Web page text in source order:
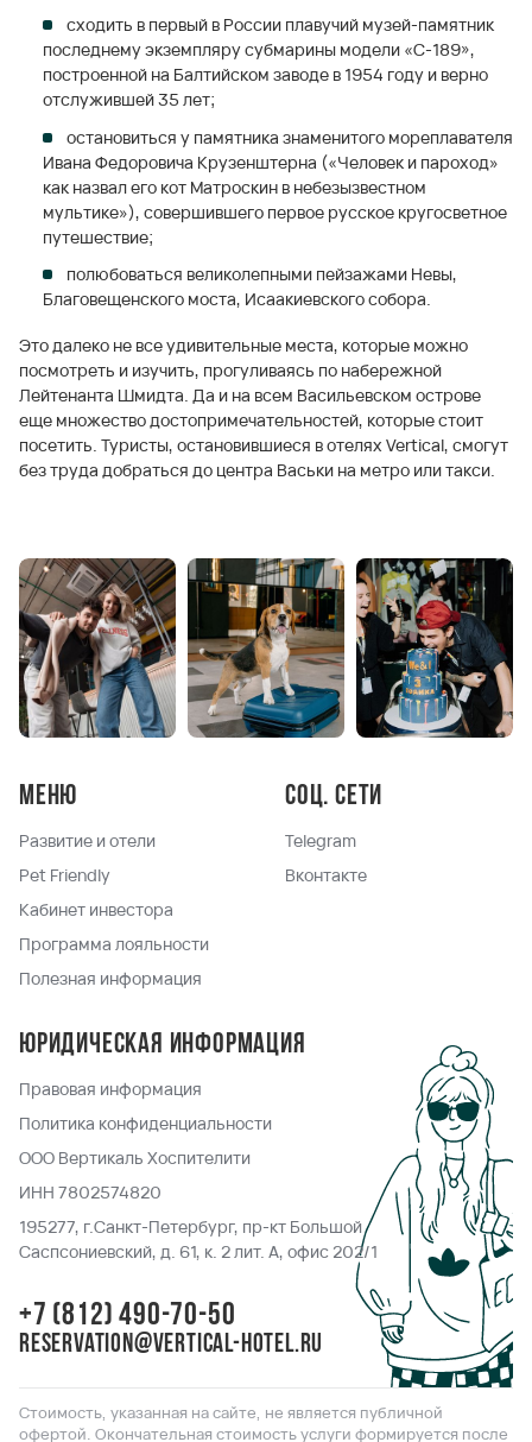
сходить в первый в России плавучий музей-памятник
последнему экземпляру субмарины модели «С-189»,
построенной на Балтийском заводе в 1954 году и верно
отслужившей 35 лет;
остановиться у памятника знаменитого мореплавателя
Ивана Федоровича Крузенштерна («Человек и пароход»
как назвал его кот Матроскин в небезызвестном
мультике»), совершившего первое русское кругосветное
путешествие;
полюбоваться великолепными пейзажами Невы,
Благовещенского моста, Исаакиевского собора.
Это далеко не все удивительные места, которые можно
посмотреть и изучить, прогуливаясь по набережной
Лейтенанта Шмидта. Да и на всем Васильевском острове
еще множество достопримечательностей, которые стоит
посетить. Туристы, остановившиеся в отелях Vertical, смогут
без труда добраться до центра Васьки на метро или такси.
Меню
Развитие и отели
Pet Friendly
Кабинет инвестора
Программа лояльности
Полезная информация
Соц. сети
Telegram
Вконтакте
Юридическая информация
Правовая информация
Политика конфиденциальности
ООО Вертикаль Хоспителити
ИНН 7802574820
195277, г.Санкт-Петербург, пр-кт Большой
Саспсониевский, д. 61, к. 2 лит. А, офис 202/1
+7 (812) 490-70-50
reservation@vertical-hotel.ru
Стоимость, указанная на сайте, не является публичной
офертой. Окончательная стоимость услуги формируется после